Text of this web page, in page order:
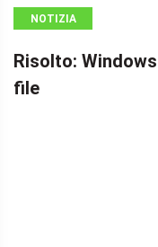
NOTIZIA
Risolto:
file